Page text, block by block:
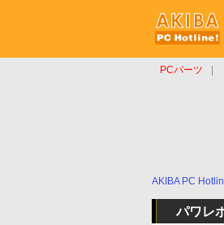
PCパーツ
AKIBA PC
パワレ